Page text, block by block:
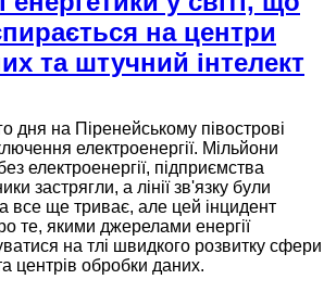
на центри
та штучний інтелект
дня на Піренейському півострові
електроенергії. Мільйони
електроенергії, підприємства
застрягли, а лінії зв'язку були
все ще триває, але цей інцидент
те, якими джерелами енергії
на тлі швидкого розвитку сфери
центрів обробки даних.